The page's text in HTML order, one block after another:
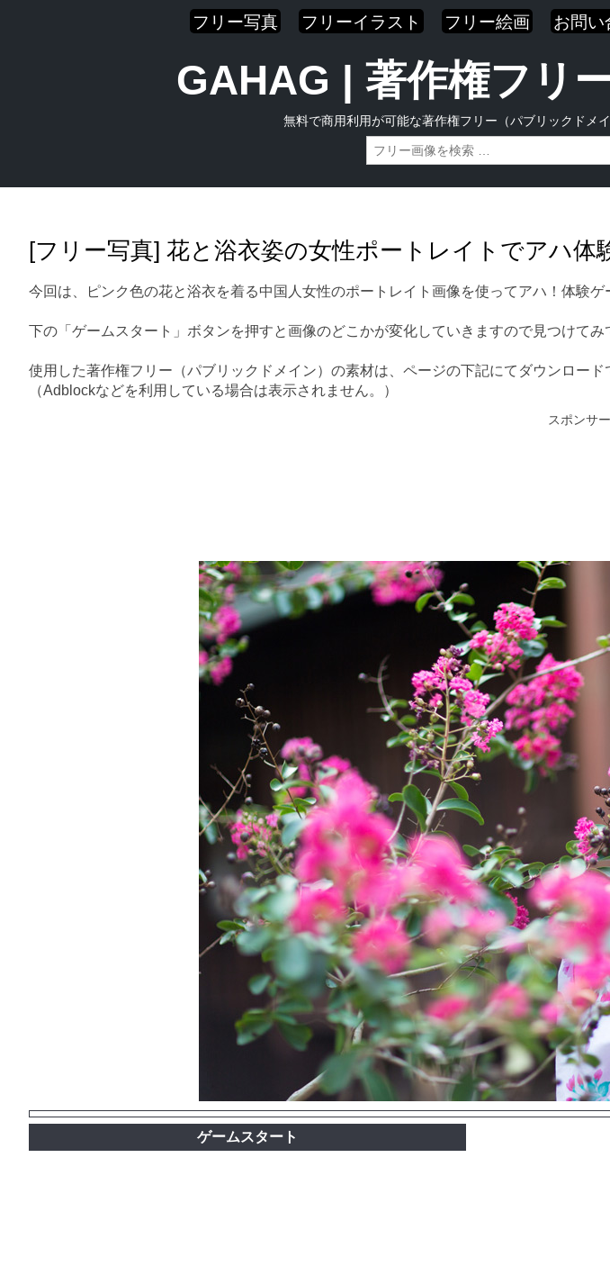
フリー写真 フリーイラスト フリー絵画 お問い
GAHAG | 著作権フリ
無料で商用利用が可能な著作権フリー（パブリックドメ
[フリー写真] 花と浴衣姿の女性ポートレイトでアハ体
今回は、ピンク色の花と浴衣を着る中国人女性のポートレイト画像を使ってアハ！体験ゲ
下の「ゲームスタート」ボタンを押すと画像のどこかが変化していきますので見つけてみ
使用した著作権フリー（パブリックドメイン）の素材は、ページの下記にてダウンロード
（Adblockなどを利用している場合は表示されません。）
スポンサ
ゲームスタート